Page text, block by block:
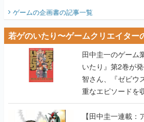
ゲームの企画書の記事一覧
若ゲのいたり〜ゲームクリエイター
田中圭一のゲーム
いたり』第2巻が
智さん、『ゼビウ
重なエピソードを
【田中圭一連載：ア